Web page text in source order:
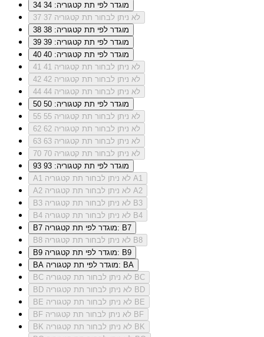
34
מוגדר לפי תת קטגוריה: 34
37
לא ניתן לבחור תת קטגוריה 37
38
מוגדר לפי תת קטגוריה: 38
39
מוגדר לפי תת קטגוריה: 39
40
מוגדר לפי תת קטגוריה: 40
41
לא ניתן לבחור תת קטגוריה 41
42
לא ניתן לבחור תת קטגוריה 42
44
לא ניתן לבחור תת קטגוריה 44
50
מוגדר לפי תת קטגוריה: 50
55
לא ניתן לבחור תת קטגוריה 55
62
לא ניתן לבחור תת קטגוריה 62
63
לא ניתן לבחור תת קטגוריה 63
70
לא ניתן לבחור תת קטגוריה 70
93
מוגדר לפי תת קטגוריה: 93
A1
לא ניתן לבחור תת קטגוריה A1
A2
לא ניתן לבחור תת קטגוריה A2
B3
לא ניתן לבחור תת קטגוריה B3
B4
לא ניתן לבחור תת קטגוריה B4
B7
מוגדר לפי תת קטגוריה: B7
B8
לא ניתן לבחור תת קטגוריה B8
B9
מוגדר לפי תת קטגוריה: B9
BA
מוגדר לפי תת קטגוריה: BA
BC
לא ניתן לבחור תת קטגוריה BC
BD
לא ניתן לבחור תת קטגוריה BD
BE
לא ניתן לבחור תת קטגוריה BE
BF
לא ניתן לבחור תת קטגוריה BF
BK
לא ניתן לבחור תת קטגוריה BK